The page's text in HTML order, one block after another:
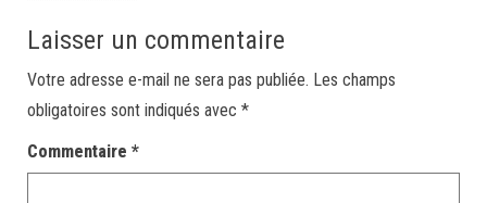
Laisser un commentaire
Votre adresse e-mail ne sera pas publiée. Les champs
obligatoires sont indiqués avec *
Commentaire *